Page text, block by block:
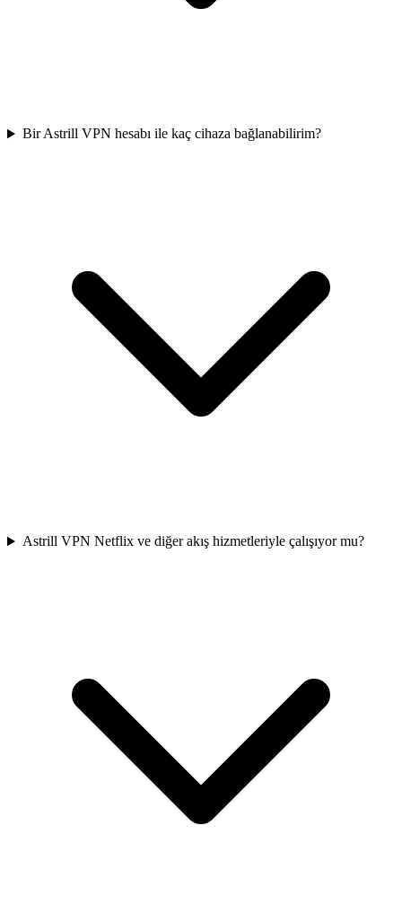
Bir Astrill VPN hesabı ile kaç cihaza bağlanabilirim?
Astrill VPN Netflix ve diğer akış hizmetleriyle çalışıyor mu?